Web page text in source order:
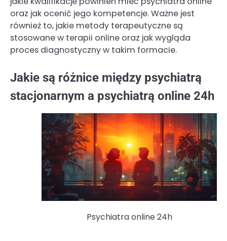
oraz jak ocenić jego kompetencje. Ważne jest
również to, jakie metody terapeutyczne są
stosowane w terapii online oraz jak wygląda
proces diagnostyczny w takim formacie.
Jakie są różnice między psychiatrą
stacjonarnym a psychiatrą online 24h
Psychiatra online 24h